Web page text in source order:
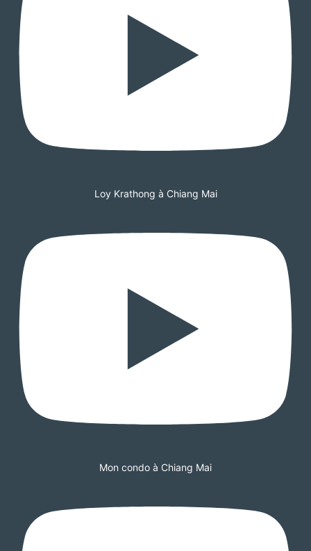
Loy Krathong à Chiang Mai
Mon condo à Chiang Mai